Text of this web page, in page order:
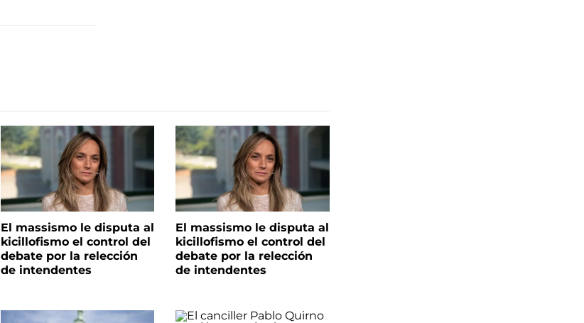
El massismo le disputa al
kicillofismo el control del
debate por la relección
de intendentes
El massismo le disputa al
kicillofismo el control del
debate por la relección
de intendentes